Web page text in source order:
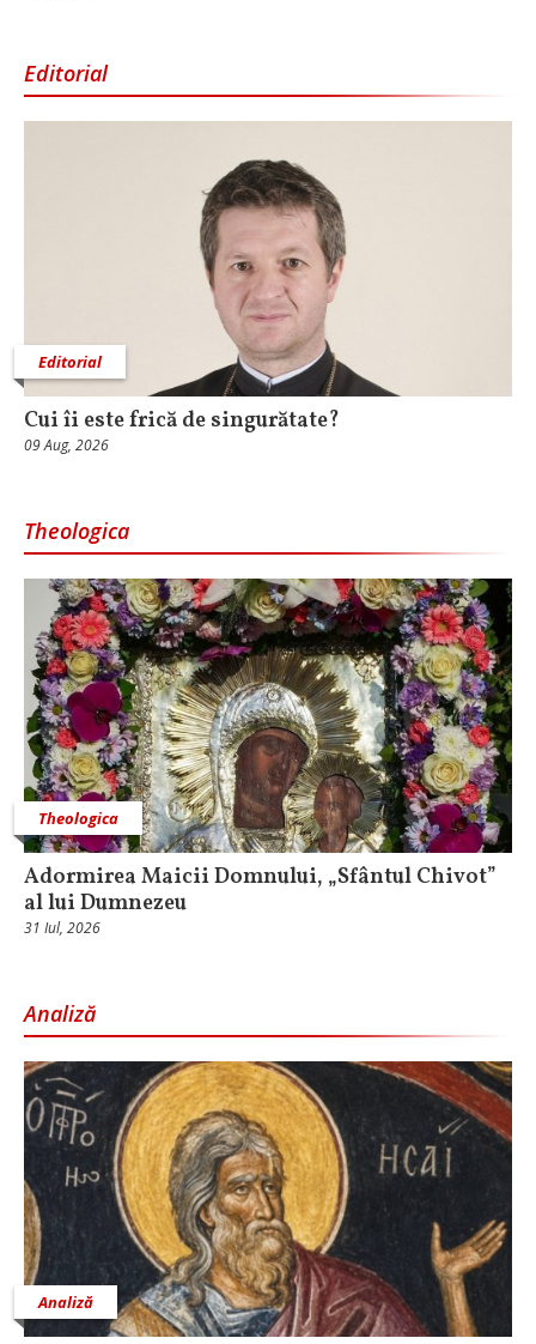
Editorial
Editorial
Cui îi este frică de singurătate?
09 Aug, 2026
Theologica
Theologica
Adormirea Maicii Domnului, „Sfântul Chivot”
al lui Dumnezeu
31 Iul, 2026
Analiză
Analiză